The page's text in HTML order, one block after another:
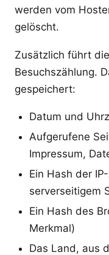
werden vom
gelöscht.
Zusätzlich führt
Besuchszählung.
gespeichert:
Datum und
Aufgerufene
Impressum,
Ein Hash der
serverseitigem
Ein Hash des
Merkmal)
Das Land, aus